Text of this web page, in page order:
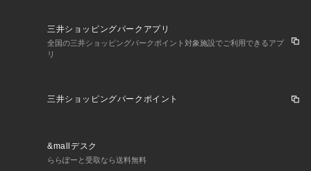
三井ショッピングパークアプリ
全国の三井ショッピングパークポイント対象施設でご利用できるアプ
リ
三井ショッピングパークポイント
&mallデスク
ららぽーと受取なら送料無料